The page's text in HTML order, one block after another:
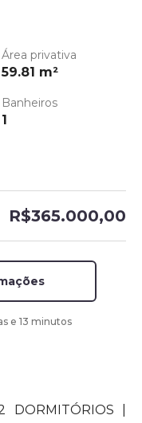
Área privativa
59.81 m²
Banheiros
1
R$365.000,00
e 13 minutos
DORMITÓRIOS |